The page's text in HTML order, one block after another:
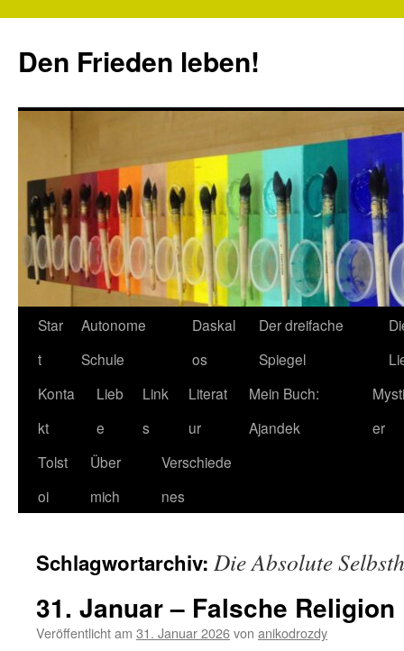
springen
Den Frieden leben!
Star
t
Autonome
Schule
Daskal
os
Der dreifache
Spiegel
Konta
kt
Lieb
e
Link
s
Literat
ur
Mein Buch:
Ajandek
er
Tolst
oi
Über
mich
Verschiede
nes
Schlagwortarchiv: Die Absolute
31. Januar – Falsche Religion
Veröffentlicht am 31. Januar 2026von anikodrozdy